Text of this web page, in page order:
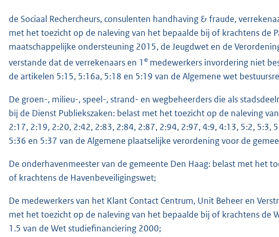
de Sociaal Rechercheurs, consulenten handhaving & fraude,
met het toezicht op de naleving van het bepaalde bij of krachtens de
maatschappelijke ondersteuning 2015, de Jeugdwet en de
verstande dat de verrekenaars en 1 e medewerkers invordering niet
de artikelen 5:15, 5:16a, 5:18 en 5:19 van de Algemene wet
De groen-, milieu-, speel-, strand- en wegbeheerders die als
bij de Dienst Publiekszaken: belast met het toezicht op de naleving
2:17, 2:19, 2:20, 2:42, 2:83, 2:84, 2:87, 2:94, 2:97, 4:9, 4:13, 5:2, 5:3,
5:36 en 5:37 van de Algemene plaatselijke verordening voor de
De onderhavenmeester van de gemeente Den Haag: belast met het
of krachtens de Havenbeveiligingswet;
De medewerkers van het Klant Contact Centrum, Unit Beheer en
met het toezicht op de naleving van het bepaalde bij of krachtens de
1.5 van de Wet studiefinanciering 2000;